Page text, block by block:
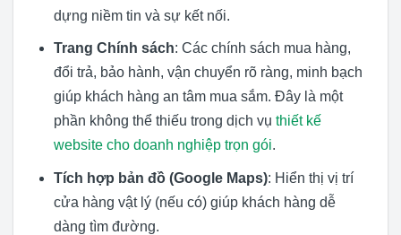
dựng niềm tin và sự kết nối.
Trang Chính sách: Các chính sách mua hàng,
đổi trả, bảo hành, vận chuyển rõ ràng, minh bạch
giúp khách hàng an tâm mua sắm. Đây là một
phần không thể thiếu trong dịch vụ thiết kế
website cho doanh nghiệp trọn gói.
Tích hợp bản đồ (Google Maps): Hiển thị vị trí
cửa hàng vật lý (nếu có) giúp khách hàng dễ
dàng tìm đường.